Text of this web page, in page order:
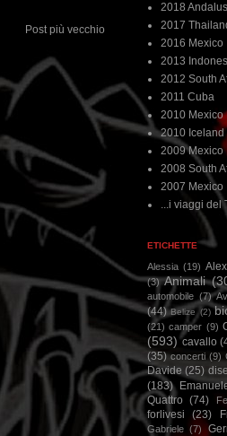
Post più vecchio
2018
2017
2016 Mexico
2013
2012 South
2011 Cuba
2010 Mexico
2010 Iceland
2009 Mexico
2008 South
2007 Mexico
...i viaggi del
ETICHETTE
Alessia (19) Alex
(3) Animali
automobile (7)
(44) Belize (2)
(21) camper (9)
(593) cavallo
(35) concerti (9)
Davide (25)
(183)
Quattro (74)
forlivesi (23)
Gabriele (7)